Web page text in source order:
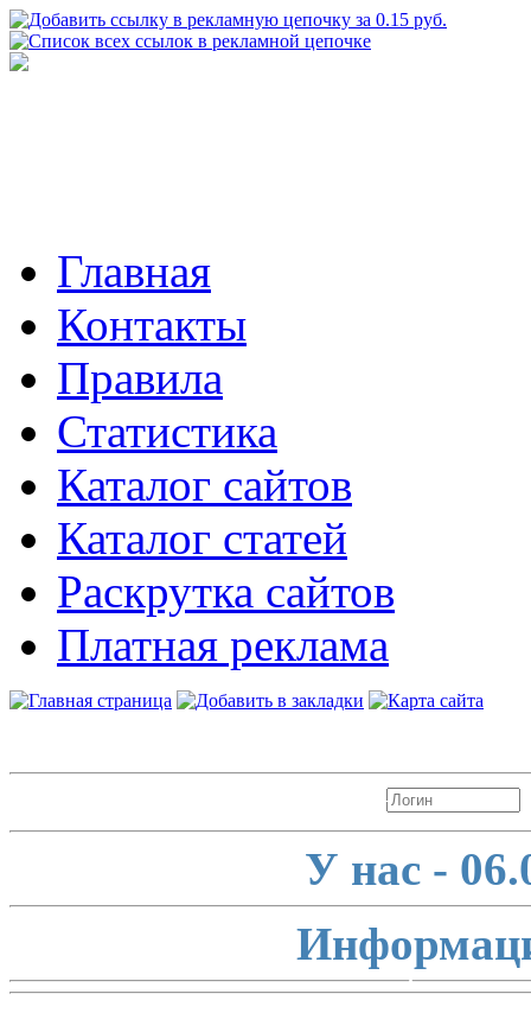
Главная
Контакты
Правила
Статистика
Каталог сайтов
Каталог статей
Раскрутка сайтов
Платная реклама
У нас -